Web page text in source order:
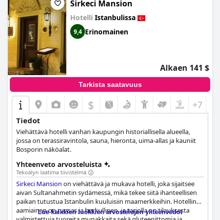
Sirkeci Mansion
Hotelli Istanbulissa
9,4 Erinomainen
Alkaen 141 $
Tarkista saatavuus
$ +7
Tiedot
Viehättävä hotelli vanhan kaupungin historiallisella alueella,
jossa on terassiravintola, sauna, hieronta, uima-allas ja kauniit
Bosporin näköalat.
Yhteenveto arvosteluista
Tekoälyn laatima tiivistelmä
Sirkeci Mansion on viehättävä ja mukava hotelli, joka sijaitsee
aivan Sultanahmetin sydämessä, mikä tekee siitä ihanteellisen
paikan tutustua Istanbulin kuuluisiin maamerkkeihin. Hotellin
aamiainen on runsas ja herkullinen, ja tarjolla on tilauksesta
Lue kaikkien luokkien arvostelujen yhteenvedot